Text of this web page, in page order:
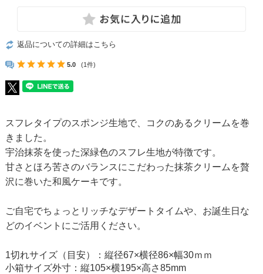
返品についての詳細はこちら
5.0 (1件)
スフレタイプのスポンジ生地で、コクのあるクリームを巻
きました。
宇治抹茶を使った深緑色のスフレ生地が特徴です。
甘さとほろ苦さのバランスにこだわった抹茶クリームを贅
沢に巻いた和風ケーキです。
ご自宅でちょっとリッチなデザートタイムや、お誕生日な
どのイベントにご活用ください。
1切れサイズ（目安）：縦径67×横径86×幅30ｍｍ
小箱サイズ外寸：縦105×横195×高さ85mm